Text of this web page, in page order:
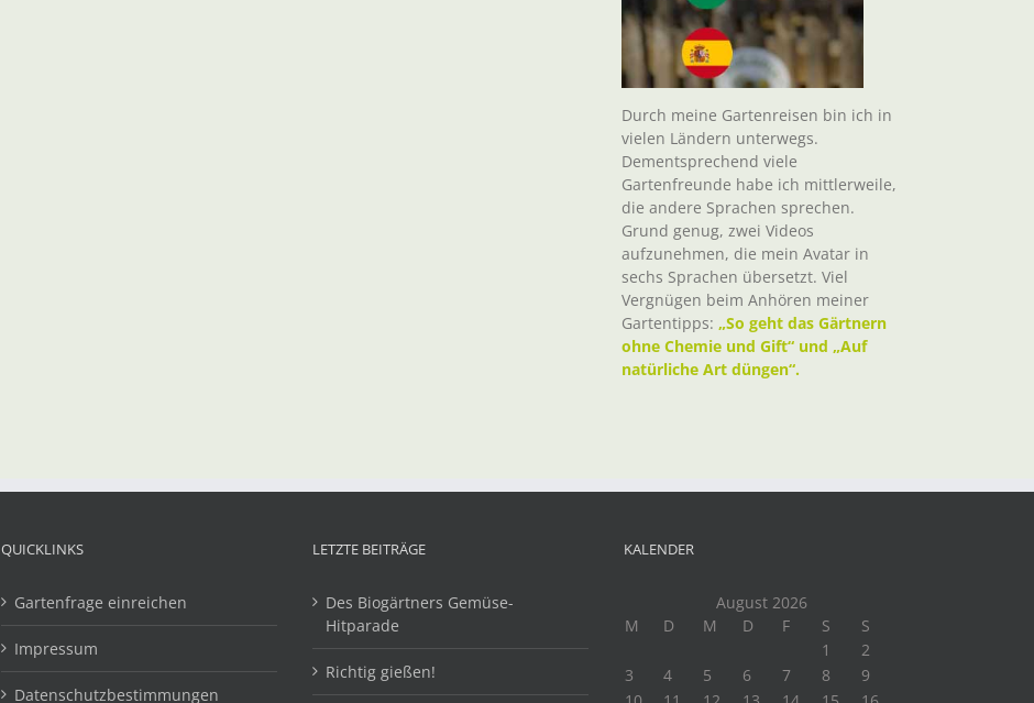
Durch meine Gartenreisen bin ich in
vielen Ländern unterwegs.
Dementsprechend viele
Gartenfreunde habe ich mittlerweile,
die andere Sprachen sprechen.
Grund genug, zwei Videos
aufzunehmen, die mein Avatar in
sechs Sprachen übersetzt. Viel
Vergnügen beim Anhören meiner
Gartentipps: „So geht das Gärtnern
ohne Chemie und Gift“ und „Auf
natürliche Art düngen“.
QUICKLINKS
Gartenfrage einreichen
Impressum
Datenschutzbestimmungen
LETZTE BEITRÄGE
Des Biogärtners Gemüse-
Hitparade
Richtig gießen!
KALENDER
August 2026
M
D M D F S
S
1
2
3
4 5 6 7 8
9